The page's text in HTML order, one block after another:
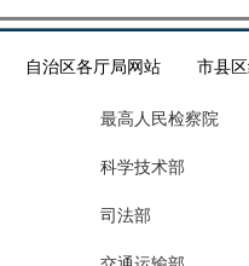
自治区各厅局网站 市县
最高人民检察院
科学技术部
司法部